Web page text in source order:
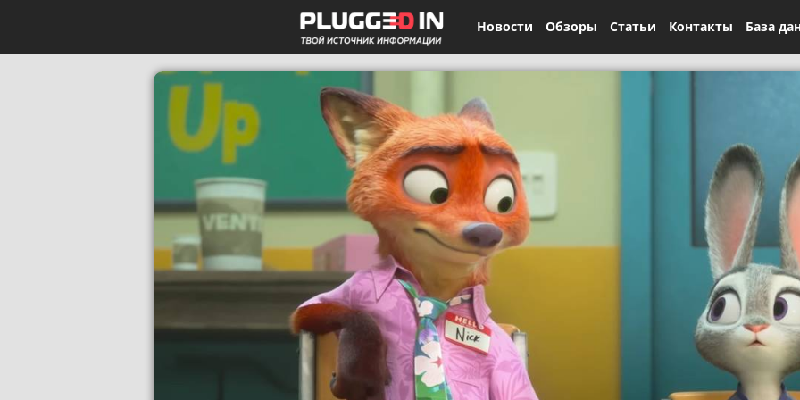
Новости Обзоры Статьи Контакты База